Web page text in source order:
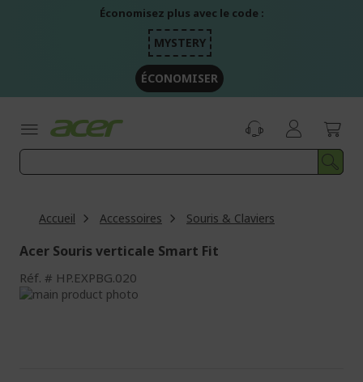
Économisez plus avec le code :
MYSTERY
ÉCONOMISER
Accueil Accessoires Souris & Claviers
Acer Souris verticale Smart Fit
Réf. HP.EXPBG.020
Passer